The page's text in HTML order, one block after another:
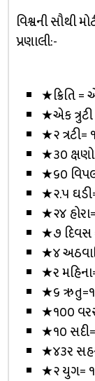
વિશ્વની સૌથી
પ્રણાલી:-
★ક્રિતિ
★એક
★૨ ત્રટી=
★૩૦
★૬૦
★૨.૫
★૨૪
★૭ દિવસ
★૪
★ર
★૬
★૧૦૦
★૧૦
★૪૩ર
★૨ યુગ= ૧